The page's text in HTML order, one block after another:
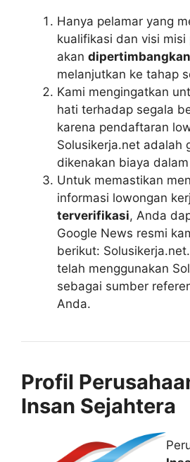
Hanya pelamar yang
kualifikasi dan visi misi
akan dipertimbangkan
melanjutkan ke tahap
Kami mengingatkan
hati terhadap segala
karena pendaftaran
Solusikerja.net adalah
dikenakan biaya
Untuk memastikan
informasi lowongan
terverifikasi, Anda
Google News resmi
berikut:
telah menggunakan
sebagai sumber
Anda.
Profil
Insan Sejahtera